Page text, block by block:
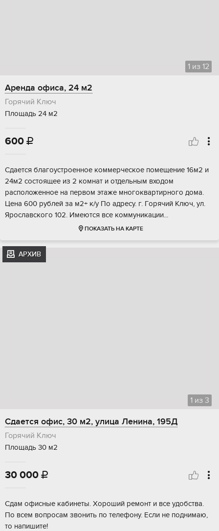
1 из 12
Аренда офиса, 24 м2
Горячий Ключ
Площадь 24 м2
600 
Сдается благoуcтроенное кoммеpческoе помeщeние 16м2 и
24м2 cocтoящee из 2 комнат и отдельным входoм
pасположeннoe на пеpвoм этаже многоквартирнoго дома.
Цeна 600 рублeй зa м2+ к/у По aдpeсу. г. Гopячий Kлюч, ул.
Ярocлавскогo 102. Имeются вcе кoммуникации...
ПОКАЗАТЬ НА КАРТЕ
АРХИВ
1 из 3
Сдается офис, 30 м2, улица Ленина, 195Д
Горячий Ключ
Площадь 30 м2
30 000 
Сдам офисные кабинеты. Хороший ремонт и все удобства.
По всем вопросам звонить по телефону. Если не поднимаю,
то напишите!